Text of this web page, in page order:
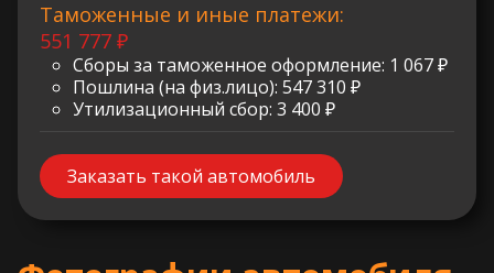
Таможенные и иные платежи:
551 777 ₽
Сборы за таможенное оформление: 1 067 ₽
Пошлина (на физ.лицо): 547 310 ₽
Утилизационный сбор: 3 400 ₽
Заказать такой автомобиль